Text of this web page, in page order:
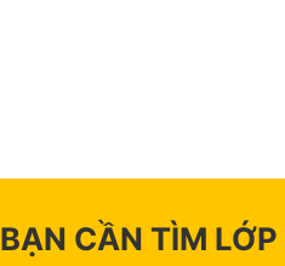
BẠN CẦN TÌM LỚP